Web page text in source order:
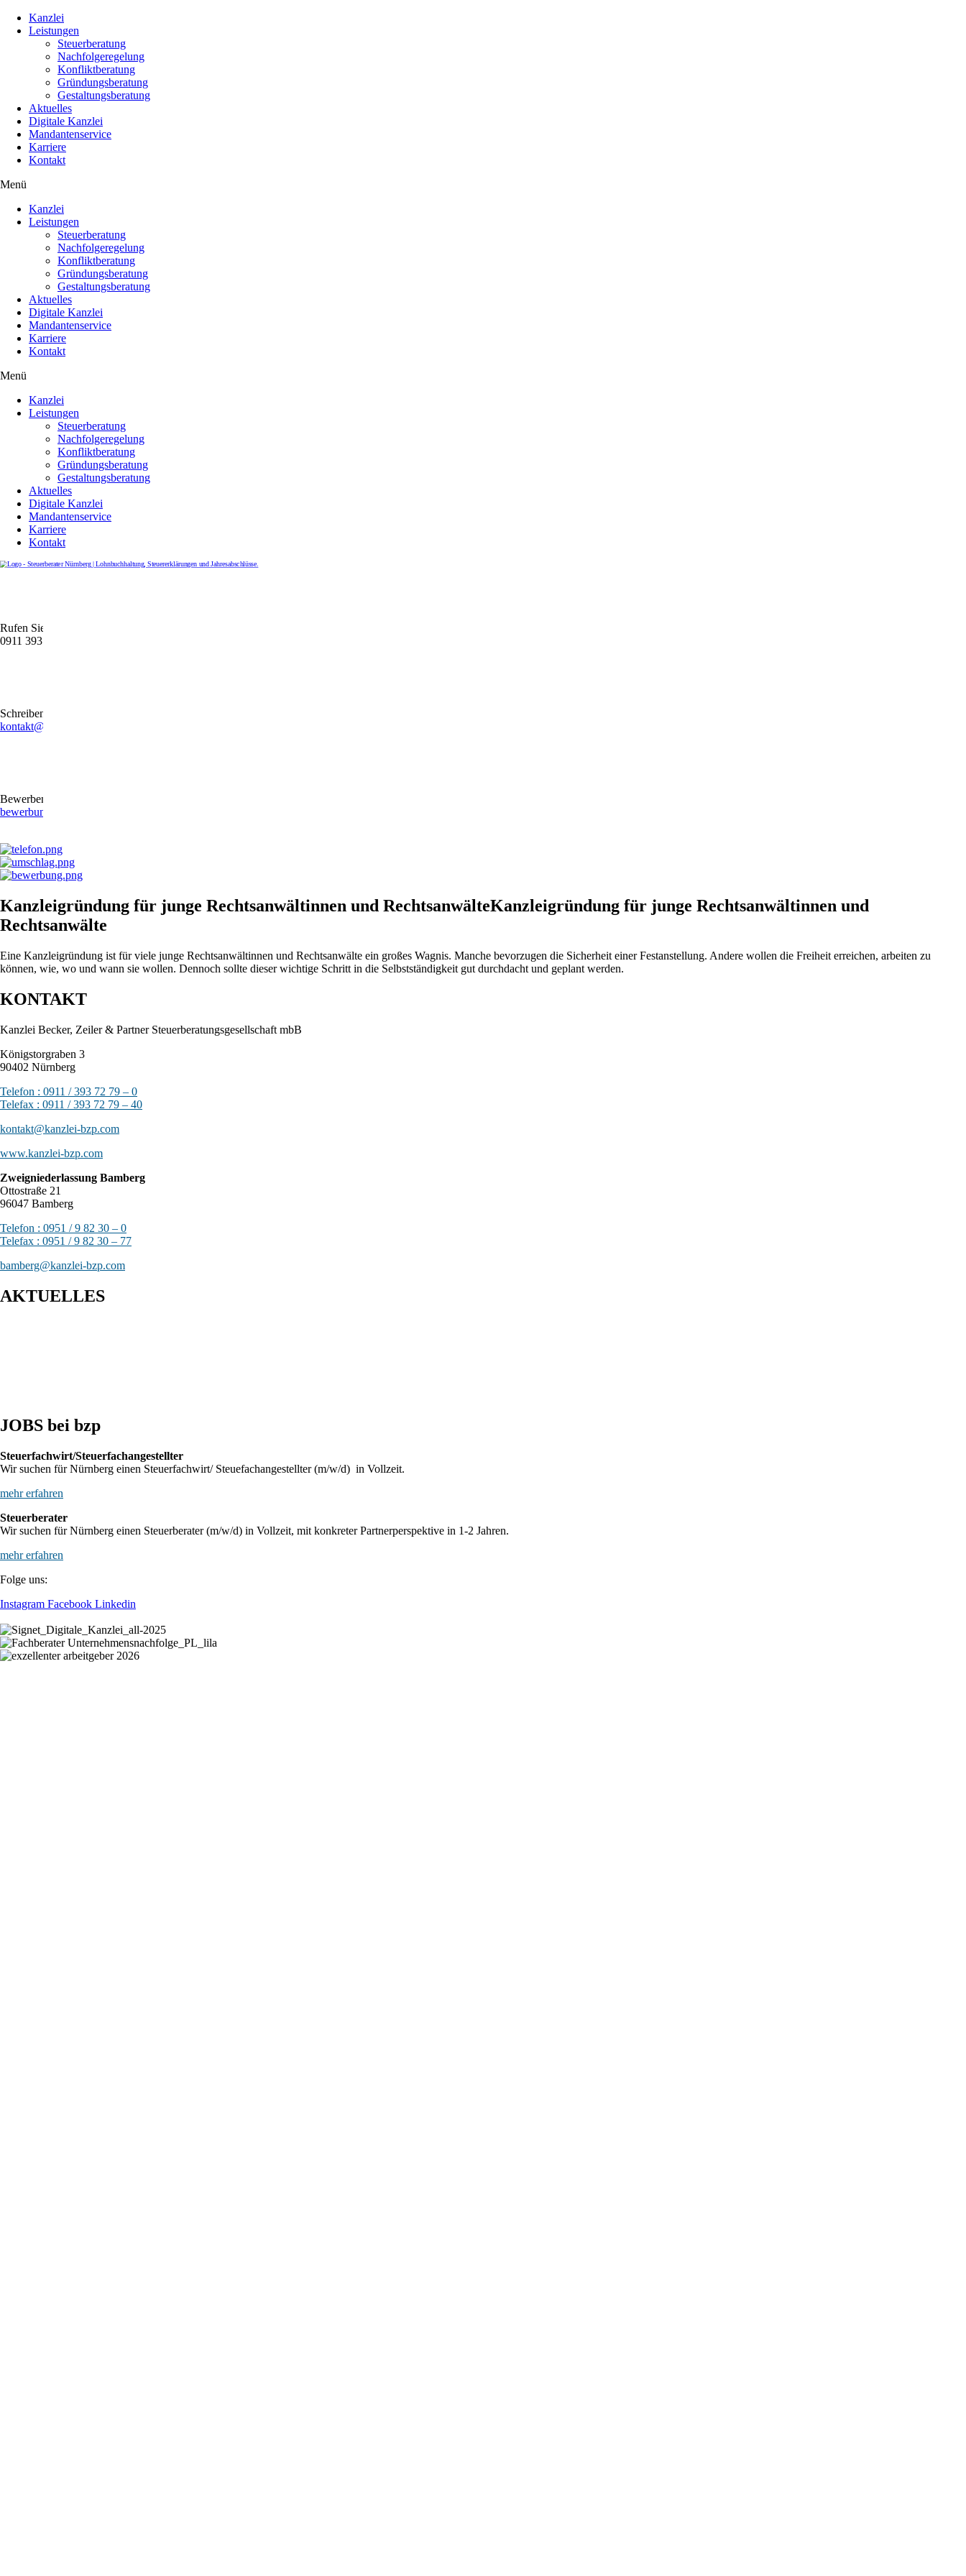
Kanzlei
Leistungen
Steuerberatung
Nachfolgeregelung
Konfliktberatung
Gründungsberatung
Gestaltungsberatung
Aktuelles
Digitale Kanzlei
Mandantenservice
Karriere
Kontakt
Menü
Kanzlei
Leistungen
Steuerberatung
Nachfolgeregelung
Konfliktberatung
Gründungsberatung
Gestaltungsberatung
Aktuelles
Digitale Kanzlei
Mandantenservice
Karriere
Kontakt
Menü
Kanzlei
Leistungen
Steuerberatung
Nachfolgeregelung
Konfliktberatung
Gründungsberatung
Gestaltungsberatung
Aktuelles
Digitale Kanzlei
Mandantenservice
Karriere
Kontakt
Rufen Sie uns gerne an
0911 39372790
Schreiben Sie uns gerne eine E-Mail
kontakt@stb-becker-zeiler.de
Bewerben Sie sich online oder per E-Mail
bewerbung@stb-becker-zeiler.de
Kanzleigründung für junge Rechtsanwältinnen und RechtsanwälteKanzleigründung für junge Rechtsanwältinnen und
Rechtsanwälte
Eine Kanzleigründung ist für viele junge Rechtsanwältinnen und Rechtsanwälte ein großes Wagnis. Manche bevorzugen die Sicherheit einer Festanstellung. Andere wollen die Freiheit erreichen, arbeiten zu
können, wie, wo und wann sie wollen. Dennoch sollte dieser wichtige Schritt in die Selbstständigkeit gut durchdacht und geplant werden.
KONTAKT
Kanzlei Becker, Zeiler & Partner Steuerberatungsgesellschaft mbB
Königstorgraben 3
90402 Nürnberg
Telefon : 0911 / 393 72 79 – 0
Telefax : 0911 / 393 72 79 – 40
kontakt@kanzlei-bzp.com
www.kanzlei-bzp.com
Zweigniederlassung Bamberg
Ottostraße 21
96047 Bamberg
Telefon : 0951 / 9 82 30 – 0
Telefax : 0951 / 9 82 30 – 77
bamberg@kanzlei-bzp.com
AKTUELLES
JOBS bei bzp
Steuerfachwirt/Steuerfachangestellter
Wir suchen für Nürnberg einen Steuerfachwirt/ Steuefachangestellter (m/w/d) in Vollzeit.
mehr erfahren
Steuerberater
Wir suchen für Nürnberg einen Steuerberater (m/w/d) in Vollzeit, mit konkreter Partnerperspektive in 1-2 Jahren.
mehr erfahren
Folge uns:
Instagram Facebook Linkedin